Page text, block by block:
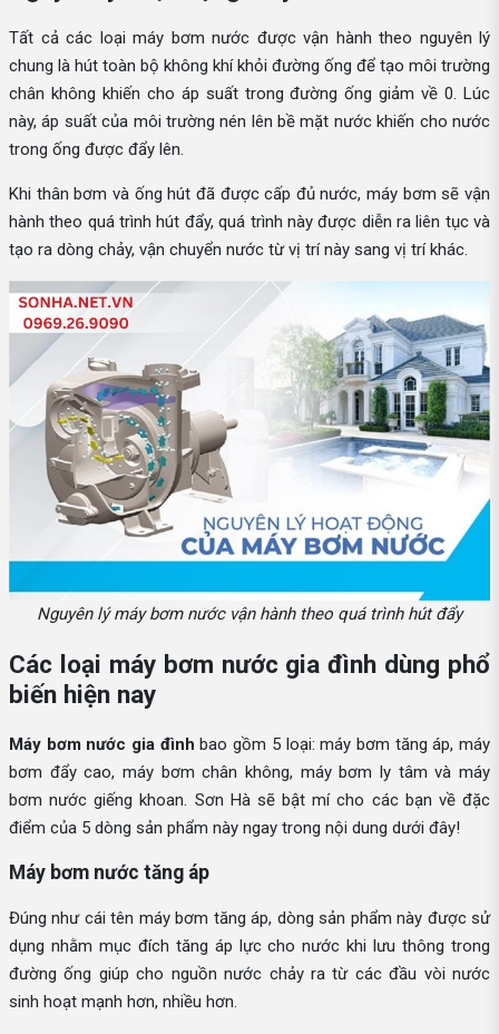
Tất cả các loại máy bơm nước được vận hành theo nguyên lý
chung là hút toàn bộ không khí khỏi đường ống để tạo môi trường
chân không khiến cho áp suất trong đường ống giảm về 0. Lúc
này, áp suất của môi trường nén lên bề mặt nước khiến cho nước
trong ống được đẩy lên.
Khi thân bơm và ống hút đã được cấp đủ nước, máy bơm sẽ vận
hành theo quá trình hút đẩy, quá trình này được diễn ra liên tục và
tạo ra dòng chảy, vận chuyển nước từ vị trí này sang vị trí khác.
Nguyên lý máy bơm nước vận hành theo quá trình hút đẩy
Các loại máy bơm nước gia đình dùng phổ
biến hiện nay
Máy bơm nước gia đình bao gồm 5 loại: máy bơm tăng áp, máy
bơm đẩy cao, máy bơm chân không, máy bơm ly tâm và máy
bơm nước giếng khoan. Sơn Hà sẽ bật mí cho các bạn về đặc
điểm của 5 dòng sản phẩm này ngay trong nội dung dưới đây!
Máy bơm nước tăng áp
Đúng như cái tên máy bơm tăng áp, dòng sản phẩm này được sử
dụng nhằm mục đích tăng áp lực cho nước khi lưu thông trong
đường ống giúp cho nguồn nước chảy ra từ các đầu vòi nước
sinh hoạt mạnh hơn, nhiều hơn.